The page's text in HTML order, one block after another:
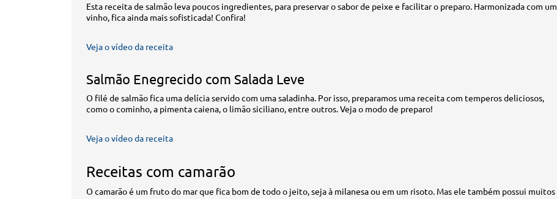
Esta receita de salmão leva poucos ingredientes, para preservar o sabor de peixe e facilitar o preparo. Harmonizada com um
vinho, fica ainda mais sofisticada! Confira!
Veja o vídeo da receita
Salmão Enegrecido com Salada Leve
O filé de salmão fica uma delícia servido com uma saladinha. Por isso, preparamos uma receita com temperos deliciosos,
como o cominho, a pimenta caiena, o limão siciliano, entre outros. Veja o modo de preparo!
Veja o vídeo da receita
Receitas com camarão
O camarão é um fruto do mar que fica bom de todo o jeito, seja à milanesa ou em um risoto. Mas ele também possui muitos